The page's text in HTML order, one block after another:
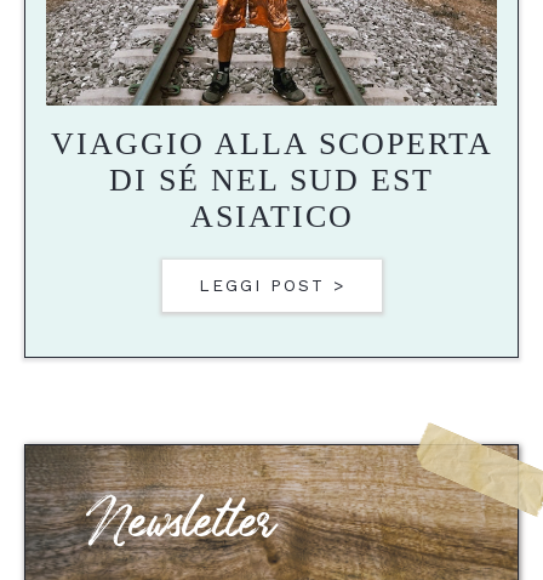
VIAGGIO ALLA SCOPERTA
DI SÉ NEL SUD EST
ASIATICO
LEGGI POST >
Newsletter